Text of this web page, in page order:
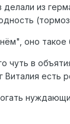
из
оно
в
Виталия